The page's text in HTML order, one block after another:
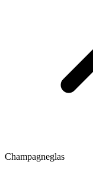
Champagneglas